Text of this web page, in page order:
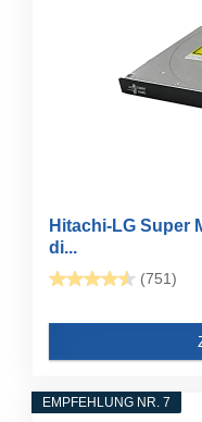
Hitachi-LG Super
di...
(751)
EMPFEHLUNG NR. 7